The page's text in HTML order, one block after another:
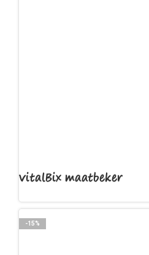
VitalBix maatbeker
-15%